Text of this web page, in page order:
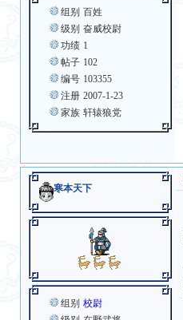
组别 百姓
级别 奋威校尉
功绩 1
帖子 102
编号 103355
注册 2007-1-23
家族 轩辕狼党
寒本天下
组别 校尉